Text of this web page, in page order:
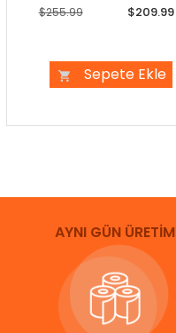
$209.99
$255.99
Sepete Ekle
AYNI GÜN ÜRETİM